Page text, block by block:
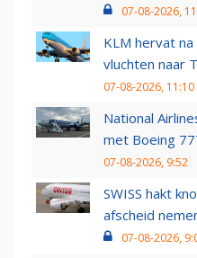
07-08-2026,
KLM hervat
vluchten naar
07-08-2026, 11:10
National
met Boeing
07-08-2026, 9:52
SWISS hakt
afscheid
07-08-2026,